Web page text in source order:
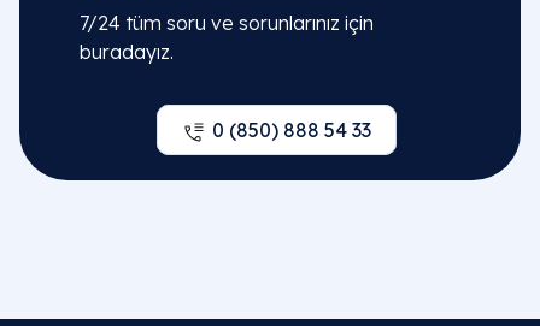
7/24 tüm soru ve sorunlarınız için
buradayız.
0 (850) 888 54 33